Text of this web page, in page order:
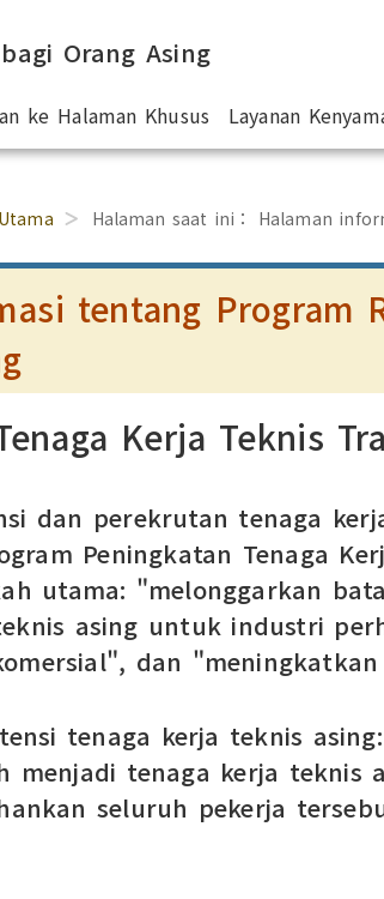
Orang Asing
ke Halaman Khusus Layanan
Halaman saat ini： Halaman
tentang Program
Kerja Teknis
dan perekrutan tenaga
Peningkatan Tenaga
utama: "melonggarkan
asing untuk industri
dan
tenaga kerja teknis
menjadi tenaga kerja teknis
seluruh pekerja